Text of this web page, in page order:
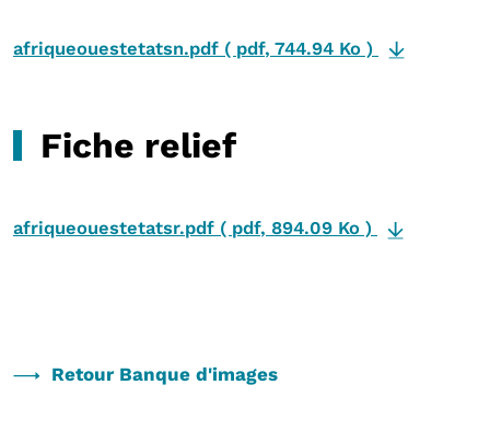
afriqueouestetatsn.pdf ( pdf, 744.94 Ko )
Fiche relief
afriqueouestetatsr.pdf ( pdf, 894.09 Ko )
Retour Banque d'images